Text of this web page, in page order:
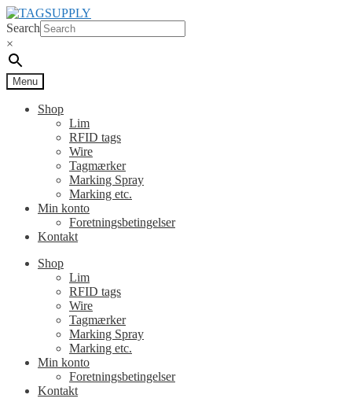
Spring
til
navigation
Spring
til
indhold
Search
×
Menu
Shop
Lim
RFID tags
Wire
Tagmærker
Marking Spray
Marking etc.
Min konto
Foretningsbetingelser
Kontakt
Shop
Lim
RFID tags
Wire
Tagmærker
Marking Spray
Marking etc.
Min konto
Foretningsbetingelser
Kontakt